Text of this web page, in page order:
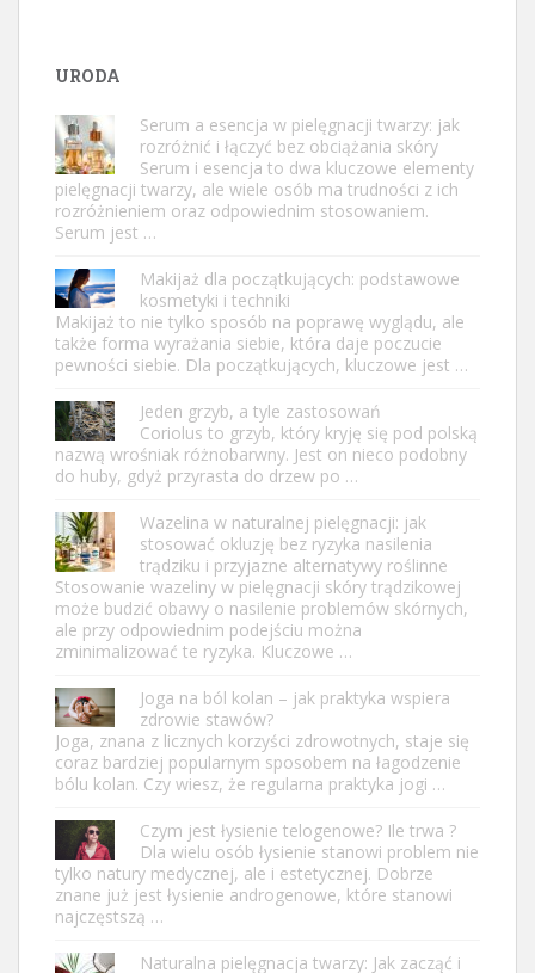
URODA
Serum a esencja w pielęgnacji twarzy: jak
rozróżnić i łączyć bez obciążania skóry
Serum i esencja to dwa kluczowe elementy
pielęgnacji twarzy, ale wiele osób ma trudności z ich
rozróżnieniem oraz odpowiednim stosowaniem.
Serum jest …
Makijaż dla początkujących: podstawowe
kosmetyki i techniki
Makijaż to nie tylko sposób na poprawę wyglądu, ale
także forma wyrażania siebie, która daje poczucie
pewności siebie. Dla początkujących, kluczowe jest …
Jeden grzyb, a tyle zastosowań
Coriolus to grzyb, który kryję się pod polską
nazwą wrośniak różnobarwny. Jest on nieco podobny
do huby, gdyż przyrasta do drzew po …
Wazelina w naturalnej pielęgnacji: jak
stosować okluzję bez ryzyka nasilenia
trądziku i przyjazne alternatywy roślinne
Stosowanie wazeliny w pielęgnacji skóry trądzikowej
może budzić obawy o nasilenie problemów skórnych,
ale przy odpowiednim podejściu można
zminimalizować te ryzyka. Kluczowe …
Joga na ból kolan – jak praktyka wspiera
zdrowie stawów?
Joga, znana z licznych korzyści zdrowotnych, staje się
coraz bardziej popularnym sposobem na łagodzenie
bólu kolan. Czy wiesz, że regularna praktyka jogi …
Czym jest łysienie telogenowe? Ile trwa ?
Dla wielu osób łysienie stanowi problem nie
tylko natury medycznej, ale i estetycznej. Dobrze
znane już jest łysienie androgenowe, które stanowi
najczęstszą …
Naturalna pielęgnacja twarzy: Jak zacząć i